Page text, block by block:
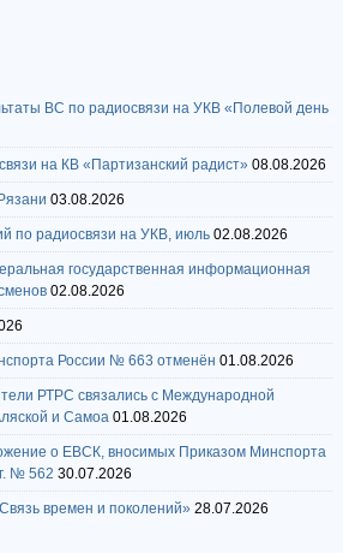
ВС по радиосвязи на УКВ «Полевой день
на КВ «Партизанский радист» 08.08.2026
03.08.2026
по радиосвязи на УКВ, июль 02.08.2026
государственная информационная
02.08.2026
России № 663 отменён 01.08.2026
РТРС связались с Международной
и Самоа 01.08.2026
о ЕВСК, вносимых Приказом Минспорта
№ 562 30.07.2026
времен и поколений» 28.07.2026